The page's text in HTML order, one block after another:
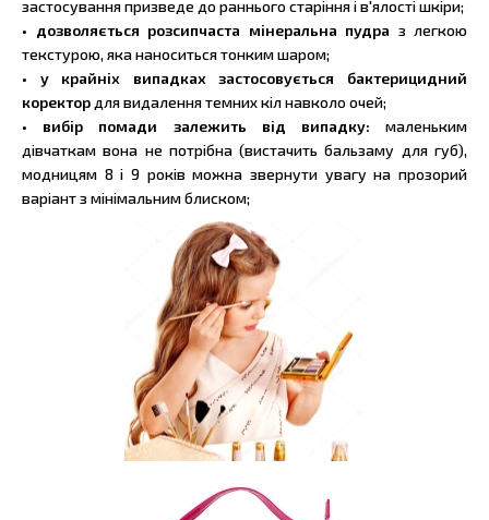
застосування призведе до раннього старіння і в'ялості шкіри;
• дозволяється розсипчаста мінеральна пудра з легкою
текстурою, яка наноситься тонким шаром;
• у крайніх випадках застосовується бактерицидний
коректор для видалення темних кіл навколо очей;
• вибір помади залежить від випадку: маленьким
дівчаткам вона не потрібна (вистачить бальзаму для губ),
модницям 8 і 9 років можна звернути увагу на прозорий
варіант з мінімальним блиском;